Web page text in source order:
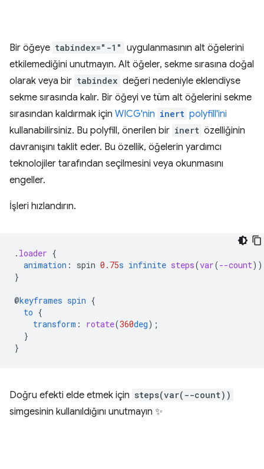
Bir öğeye tabindex="-1" uygulanmasının alt öğelerini
etkilemediğini unutmayın. Alt öğeler, sekme sırasına doğal
olarak veya bir tabindex değeri nedeniyle eklendiyse
sekme sırasında kalır. Bir öğeyi ve tüm alt öğelerini sekme
sırasından kaldırmak için WICG'nin inert polyfill'ini
kullanabilirsiniz. Bu polyfill, önerilen bir inert özelliğinin
davranışını taklit eder. Bu özellik, öğelerin yardımcı
teknolojiler tarafından seçilmesini veya okunmasını
engeller.
İşleri hızlandırın.
. loader {
animation : spin 0.75s infinite steps(var(--count
}
@keyframes spin {
to {
transform : rotate(360deg);
}
}
Doğru efekti elde etmek için steps(var(--count))
simgesinin kullanıldığını unutmayın ✨